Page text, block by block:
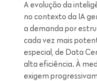
A evolução da
no contexto da IA
a demanda por
cada vez mais
especial, de Data
alta eficiência. À
exigem